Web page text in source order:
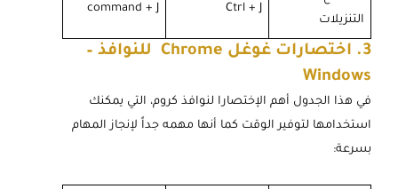
التنزيلات
Ctrl + J
command + J
3. اختصارات غوغل Chrome للنوافذ –
Windows
في هذا الجدول أهم الإختصارا لنوافذ كروم، التي يمكنك
استخدامها لتوفير الوقت كما أنها مهمه جداً لإنجاز المهام
بسرعة: